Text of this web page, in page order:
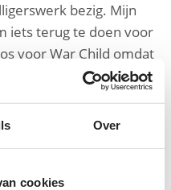
Over
cookies
bezig. Mijn
iets terug te doen voor
voor War Child omdat
kwetsbaren in de
'Ik heb
Onrecht en